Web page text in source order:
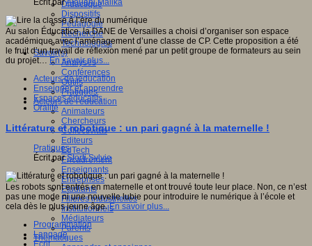
Didactique
Dispositifs
Pédagogie
Recherche
Technologies
Savoir(s)
Analyses
Conférences
Outils
Pratiques
Acteurs de l'éducation
Animateurs
Chercheurs
Collectivités
Editeurs
EdTech
Encadrement
Enseignants
Entreprises
Etudiants
Filières industrielles
Institutionnels
Médiateurs
Parents
Thématiques
Écrit parAlouani Malika
Au salon Éducatice, la DANE de Versailles a choisi d’organiser son espace
académique avec l’aménagement d’une classe de CP. Cette proposition a été
le fruit d’un travail de réflexion mené par un petit groupe de formateurs au sein
du projet… En savoir plus...
Acteurs de leducation
Enseigner et apprendre
Espaces éducatifs
Oralité
Littérature et robotique : un pari gagné à la maternelle !
Pratiques
Écrit parStorti Sylvie
Les robots sont entrés en maternelle et ont trouvé toute leur place. Non, ce n’est
pas une mode ni une nouvelle lubie pour introduire le numérique à l’école et
cela dès le plus jeune âge.En savoir plus...
Programmation
Langage
Ecrit